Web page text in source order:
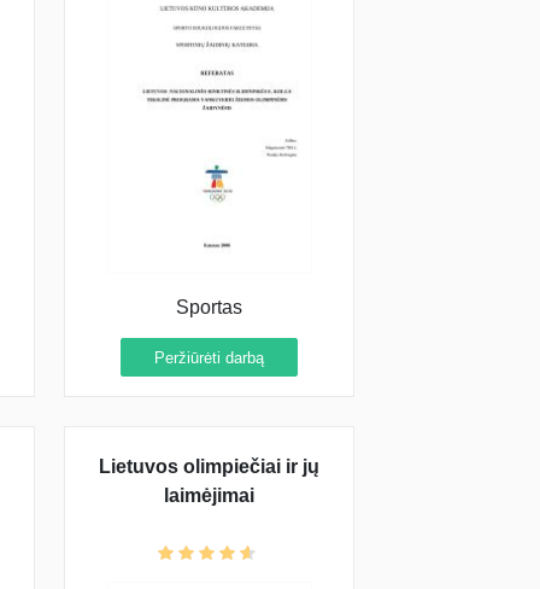
Sportas
Peržiūrėti darbą
Lietuvos olimpiečiai ir jų
laimėjimai